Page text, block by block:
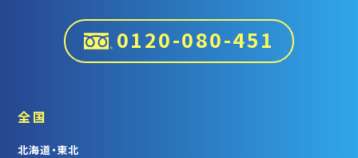
0120-080-451
全国
北海道・東北